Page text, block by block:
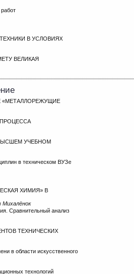
В УСЛОВИЯХ
ВЕЛИКАЯ
«МЕТАЛЛОРЕЖУЩИЕ
УЧЕБНОМ
в техническом ВУЗе
ХИМИЯ» В
Михалёнок
Сравнительный анализ
ТЕХНИЧЕСКИХ
в области искусственного
технологий